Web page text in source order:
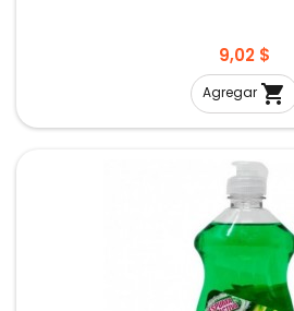
Precio
9,02 $
Agregar 